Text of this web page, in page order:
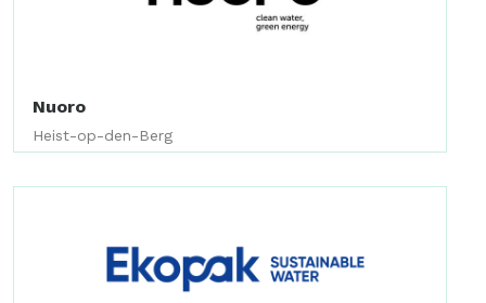
Nuoro
Heist-op-den-Berg